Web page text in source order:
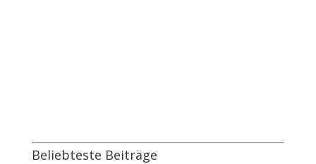
Beliebteste Beiträge